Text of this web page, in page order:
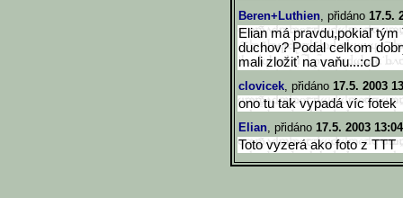
Beren+Luthien, přidáno 17.5.
Elian má pravdu,pokiaľ
duchov? Podal celkom
mali zložiť na vaňu...:cD
clovicek, přidáno 17.5. 2003
ono tu tak vypadá víc fotek
Elian, přidáno 17.5. 2003
Toto vyzerá ako foto z TTT